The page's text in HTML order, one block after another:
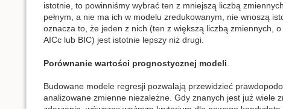
istotnie, to powinniśmy wybrać ten z mniejszą liczbą
pełnym, a nie ma ich w modelu zredukowanym, nie wnoszą
oznacza to, że jeden z nich (ten z większą liczbą zmiennych, o
AICc lub BIC) jest istotnie lepszy niż drugi.
Porównanie wartości prognostycznej modeli
Budowane modele regresji pozwalają przewidzieć
analizowane zmienne niezależne. Gdy znanych jest już wiele